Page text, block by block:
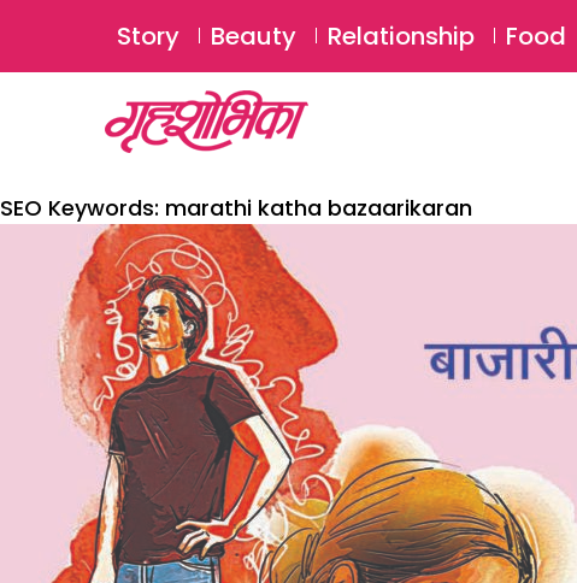
Story Beauty Relationship Food
SEO Keywords: marathi katha bazaarikaran